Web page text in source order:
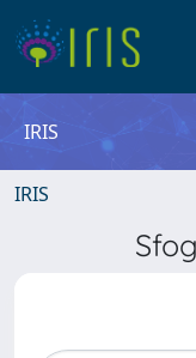
IRIS
IRIS